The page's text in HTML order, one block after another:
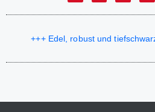
+++ Edel, robust und